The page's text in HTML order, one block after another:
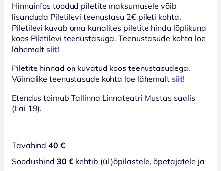
Hinnainfos toodud piletite maksumusele võib
lisanduda Piletilevi teenustasu 2€ pileti kohta.
Piletilevi kuvab oma kanalites piletite hindu lõplikuna
koos Piletilevi teenustasuga. Teenustasude kohta loe
lähemalt siit!
Piletite hinnad on kuvatud koos teenustasudega.
Võimalike teenustasude kohta loe lähemalt siit!
Etendus toimub Tallinna Linnateatri Mustas saalis
(Lai 19).
Tavahind 40 €
Soodushind 30 € kehtib (üli)õpilastele, õpetajatele ja